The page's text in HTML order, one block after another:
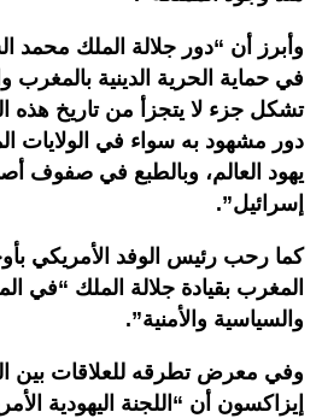
وأبرز أن “دور جلالة الملك محمد
في حماية الحرية الدينية بالمغرب
تشكل جزء لا يتجزأ من تاريخ هذه
دور مشهود به سواء في الولايات
يهود العالم، وبالطبع في صفوف
إسرائيل”.
كما رحب رئيس الوفد الأمريكي
المغرب بقيادة جلالة الملك “في
والسياسية والأمنية”.
وفي معرض تطرقه للعلاقات بين
إيزاكسون أن “اللجنة اليهودية